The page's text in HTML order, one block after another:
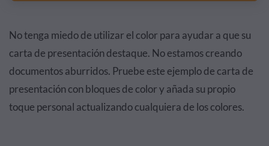
No tenga miedo de utilizar el color para ayudar a que su
carta de presentación destaque. No estamos creando
documentos aburridos. Pruebe este ejemplo de carta de
presentación con bloques de color y añada su propio
toque personal actualizando cualquiera de los colores.